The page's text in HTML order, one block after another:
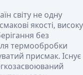
світу не одну
якості, високу
без
термообробки
присмак. Існує